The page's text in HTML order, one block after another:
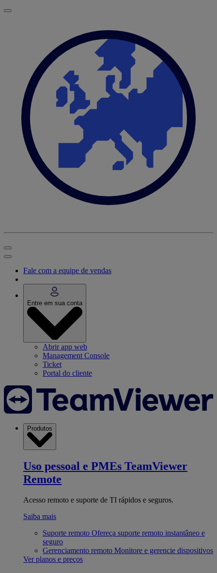
Fale com a equipe de vendas
Entre em sua conta
Abrir app web
Management Console
Ticket
Portal do cliente
Produtos
Uso pessoal e PMEs TeamViewer
Remote
Acesso remoto e suporte de TI rápidos e seguros.
Saiba mais
Suporte remoto Ofereça suporte remoto instantâneo e
seguro
Gerenciamento remoto Monitore e gerencie dispositivos
Ver planos e preços